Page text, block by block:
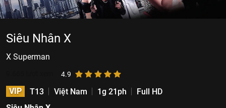
Siêu Nhân X
X Superman
4.9
VIP T13 Việt Nam 1g 21ph
Full HD